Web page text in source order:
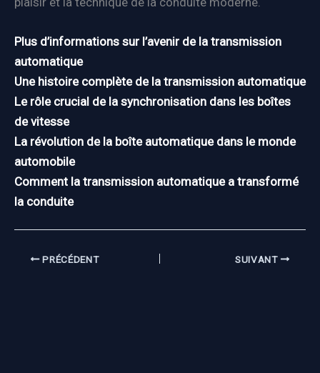
Plus d’informations sur l’avenir de la transmission
automatique
Une histoire complète de la transmission automatique
Le rôle crucial de la synchronisation dans les boîtes
de vitesse
La révolution de la boîte automatique dans le monde
automobile
Comment la transmission automatique a transformé
la conduite
PRÉCÉDENT SUIVANT